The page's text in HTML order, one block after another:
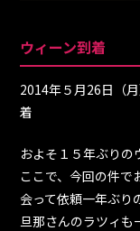
ウィーン到着
2014年５月26日（
着
およそ１５年ぶりの
ここで、今回の件で
会って依頼一年ぶり
旦那さんのラツィも